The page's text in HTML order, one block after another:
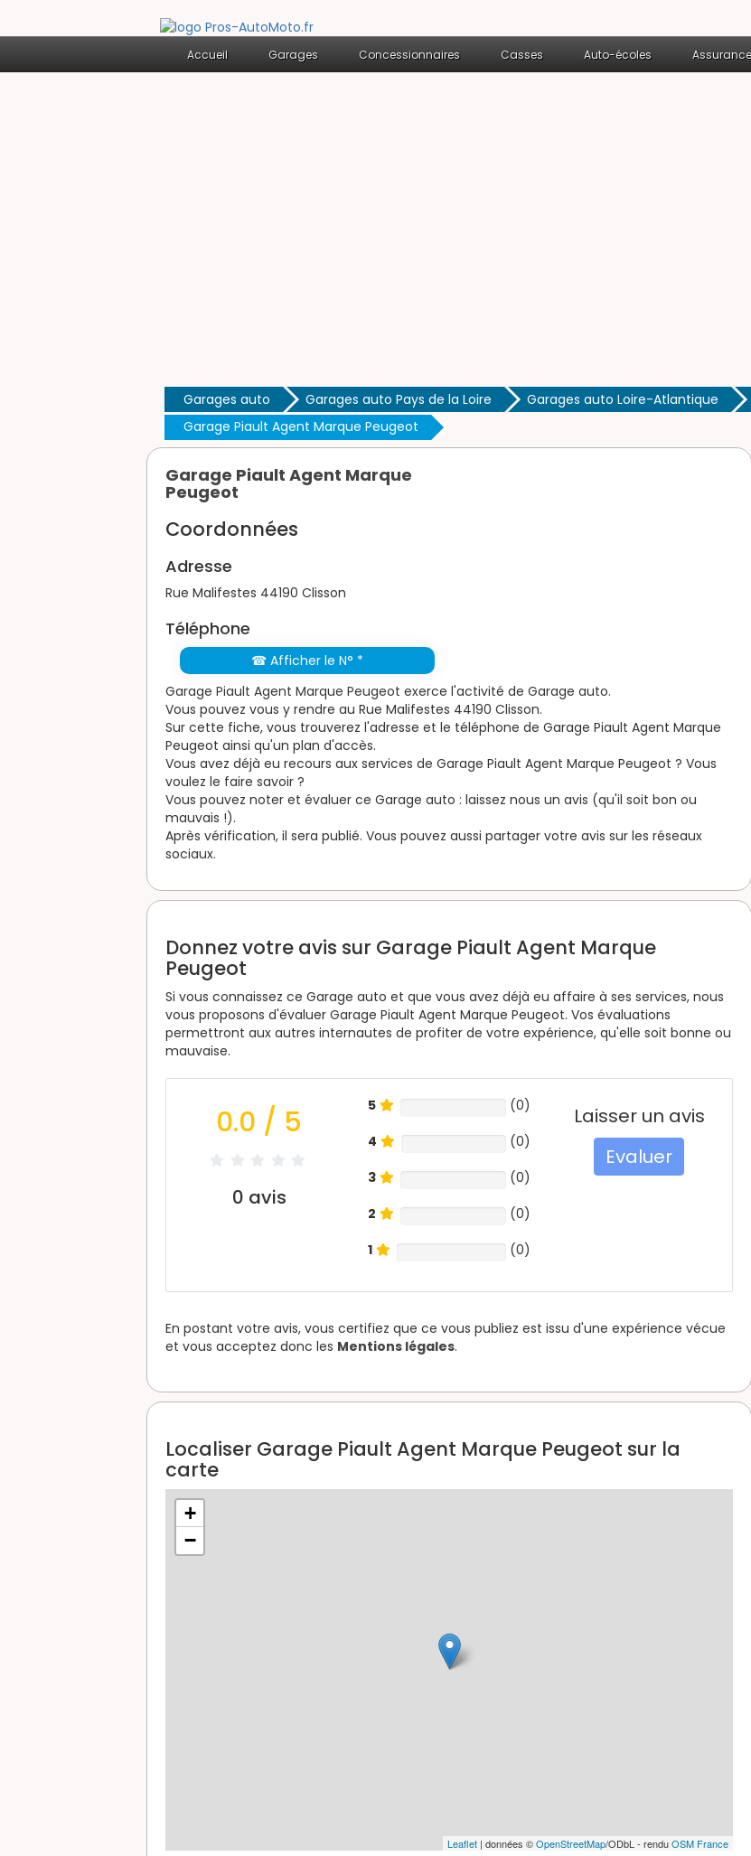
Accueil Garages Concessionnaires Casses Auto-écoles
Garages auto Garages auto Pays de la Loire Garages auto Loire-Atlantique
Garage Piault Agent Marque Peugeot
Garage Piault Agent Marque
Peugeot
Coordonnées
Adresse
Rue Malifestes 44190 Clisson
Téléphone
☎ Afficher le N° *
Garage Piault Agent Marque Peugeot exerce l'activité de Garage auto.
Vous pouvez vous y rendre au Rue Malifestes 44190 Clisson.
Sur cette fiche, vous trouverez l'adresse et le téléphone de Garage Piault Agent Marque
Peugeot ainsi qu'un plan d'accès.
Vous avez déjà eu recours aux services de Garage Piault Agent Marque Peugeot ? Vous
voulez le faire savoir ?
Vous pouvez noter et évaluer ce Garage auto : laissez nous un avis (qu'il soit bon ou
mauvais !).
Après vérification, il sera publié. Vous pouvez aussi partager votre avis sur les réseaux
sociaux.
Donnez votre avis sur Garage Piault Agent Marque
Peugeot
Si vous connaissez ce Garage auto et que vous avez déjà eu affaire à ses services, nous
vous proposons d'évaluer Garage Piault Agent Marque Peugeot. Vos évaluations
permettront aux autres internautes de profiter de votre expérience, qu'elle soit bonne ou
mauvaise.
0.0 / 5
0 avis
5 (0)
4
(0)
3
(0)
2
(0)
1
(0)
Laisser un avis
Evaluer
En postant votre avis, vous certifiez que ce vous publiez est issu d'une expérience vécue
et vous acceptez donc les Mentions légales.
Localiser Garage Piault Agent Marque Peugeot sur la
carte
+
−
Leaflet | données ©OpenStreetMap/ODbL - renduOSM France